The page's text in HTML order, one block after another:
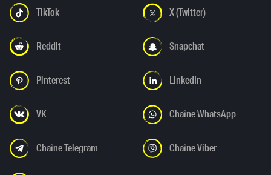
TikTok X (Twitter)
Reddit Snapchat
Pinterest LinkedIn
VK Chaîne WhatsApp
Chaîne Telegram Chaîne Viber